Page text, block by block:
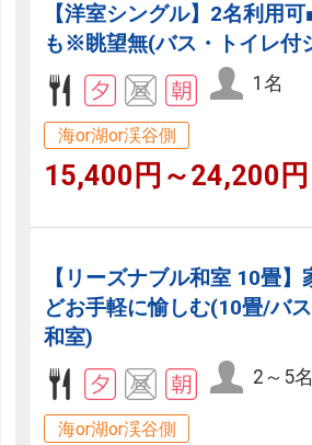
【洋室シングル】2名利用
も※眺望無(バス・トイレ付
1名
海or湖or渓谷側
15,400円～24,200円
【リーズナブル和室 10畳
どお手軽に愉しむ(10畳/バ
和室)
2～5名
海or湖or渓谷側